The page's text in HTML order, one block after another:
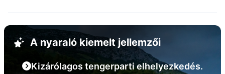
A nyaraló kiemelt jellemzői
Kizárólagos tengerparti elhelyezkedés.